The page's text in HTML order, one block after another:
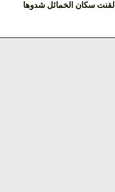
لقنت سكان الخمائل شدوها